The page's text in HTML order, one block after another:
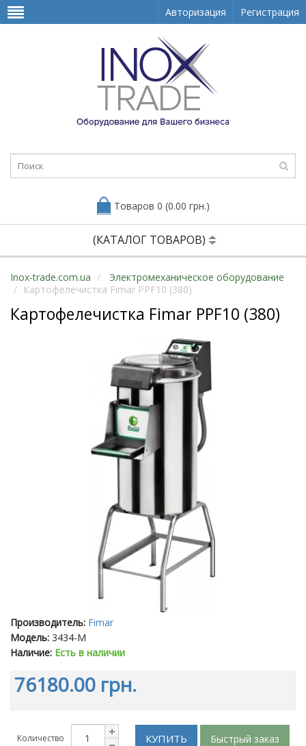
Авторизация Регистрация
Товаров 0 (0.00 грн.)
(КАТАЛОГ ТОВАРОВ)
Inox-trade.com.ua
Электромеханическое оборудование
Картофелечистка Fimar PPF10 (380)
Картофелечистка Fimar PPF10 (380)
Производитель: Fimar
Модель: 3434-M
Наличие: Есть в наличии
76180.00 грн.
Количество КУПИТЬ Быстрый заказ